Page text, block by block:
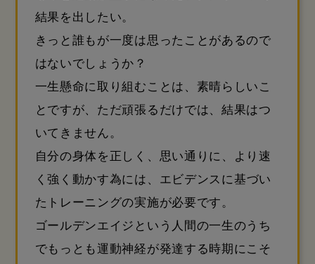
結果を出したい。
きっと誰もが一度は思ったことがあるので
はないでしょうか？
一生懸命に取り組むことは、素晴らしいこ
とですが、ただ頑張るだけでは、結果はつ
いてきません。
自分の身体を正しく、思い通りに、より速
く強く動かす為には、 エビデンスに基づい
たトレーニングの実施が必要です。
ゴールデンエイジという人間の一生のうち
でもっとも運動神経が発達する時期にこそ